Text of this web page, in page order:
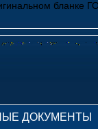
бланке
ДОКУМЕНТЫ